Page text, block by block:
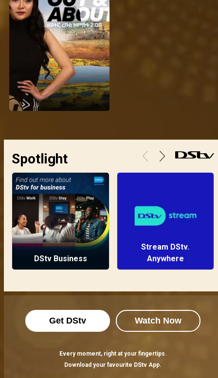
Spotlight
DStv Business
Stream DStv.
Anywhere
Get DStv Watch Now
Every moment, right at your fingertips.
Download your favourite DStv App.